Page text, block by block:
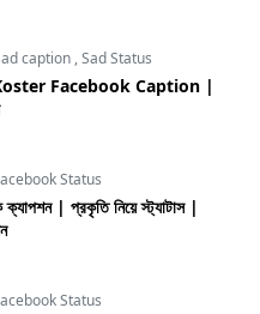
caption ,Sad Status
| Koster Facebook Caption |
Status
ক্যাপশন | প্রকৃতি নিয়ে স্ট্যাটাস |
Status